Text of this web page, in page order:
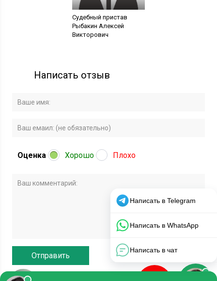
Судебный пристав
Рыбакин Алексей
Викторович
Написать отзыв
Оценка Хорошо Плохо